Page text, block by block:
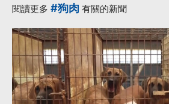
閱讀更多 #狗肉 有關的新聞